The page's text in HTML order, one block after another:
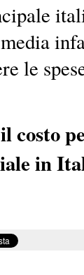
le
il costo
in